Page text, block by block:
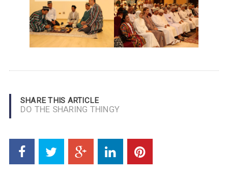
SHARE THIS ARTICLE
DO THE SHARING THINGY